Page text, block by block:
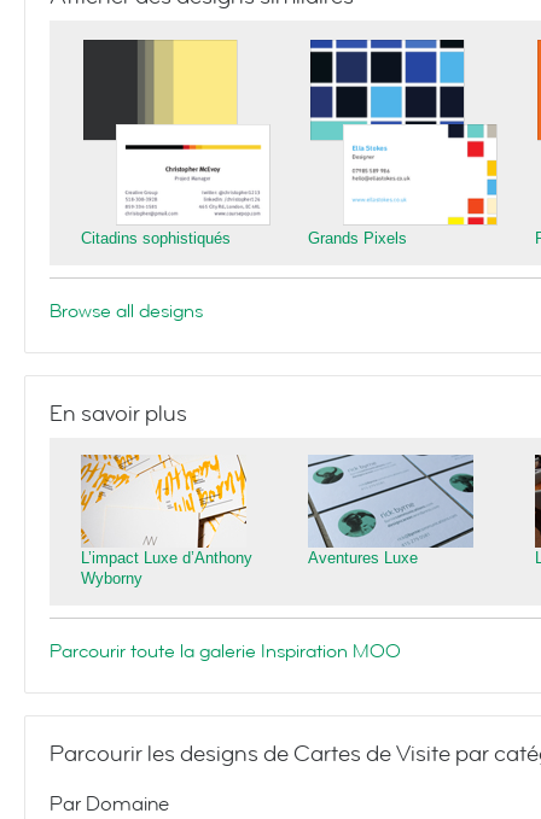
Citadins sophistiqués Grands Pixels
Browse all designs
En savoir plus
L’impact Luxe d’Anthony
Wyborny
Aventures Luxe
Parcourir toute la galerie Inspiration MOO
Parcourir les designs de Cartes de Visite par
Par Domaine